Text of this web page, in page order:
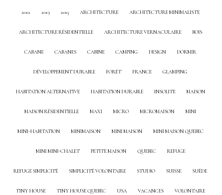
2012 2013 2015 ARCHITECTURE ARCHITECTURE MINIMALISTE
ARCHITECTURE RÉSIDENTIELLE ARCHITECTURE VERNACULAIRE BOIS
CABANE CABANES CABINE CAMPING DESIGN DORMIR
DÉVELOPPEMENT DURABLE FORÊT FRANCE GLAMPING
HABITATION ALTERNATIVE HABITATION DURABLE INSOLITE MAISON
MAISON RÉSIDENTIELLE MAXI MICRO MICROMAISON MINI
MINI-HABITATION MINIMAISON MINI MAISON MINI MAISON QUEBEC
MINI MINI-CHALET PETITE MAISON QUEBEC REFUGE
REFUGE SIMPLICITÉ SIMPLICITÉ VOLONTAIRE STUDIO SUISSE SUÈDE
TINY HOUSE TINY HOUSE QUEBEC USA VACANCES VOLONTAIRE